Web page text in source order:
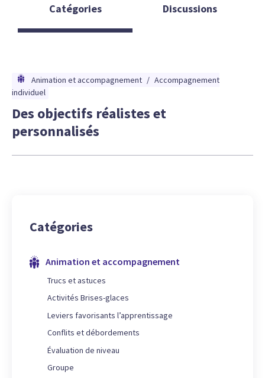
Catégories Discussions
Animation et accompagnement / Accompagnement
individuel
Des objectifs réalistes et
personnalisés
Catégories
Animation et accompagnement
Trucs et astuces
Activités Brises-glaces
Leviers favorisants l’apprentissage
Conflits et débordements
Évaluation de niveau
Groupe